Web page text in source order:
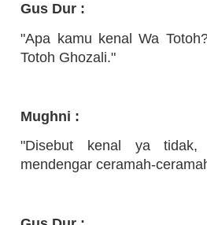
Gus Dur :
"Apa kamu kenal Wa
Totoh Ghozali."
Mughni :
"Disebut kenal ya
mendengar ceramah-